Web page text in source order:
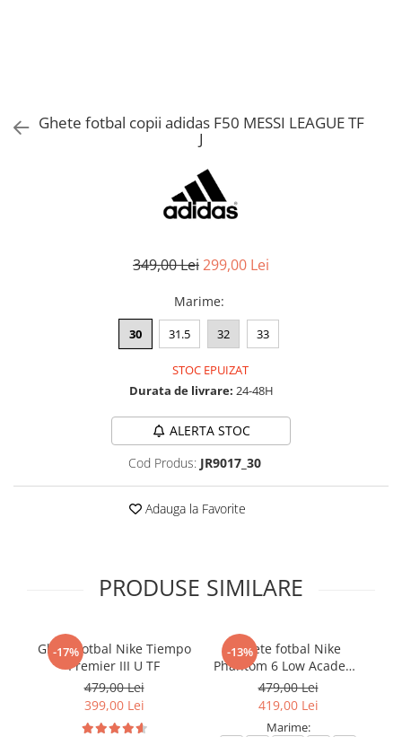
Sorturi fotbal femei
Ghete fotbal copii adidas F50 MESSI LEAGUE TF
J
349,00 Lei299,00 Lei
Marime:
30 31.5 32 33
STOC EPUIZAT
Durata de livrare: 24-48H
ALERTA STOC
Cod Produs: JR9017_30
Adauga la Favorite
PRODUSE SIMILARE
-17%
Ghete fotbal Nike Tiempo
Premier III U TF
479,00 Lei
399,00 Lei
-13%
Ghete fotbal Nike
Phantom 6 Low Academy
TF NU3
479,00 Lei
419,00 Lei
Marime: